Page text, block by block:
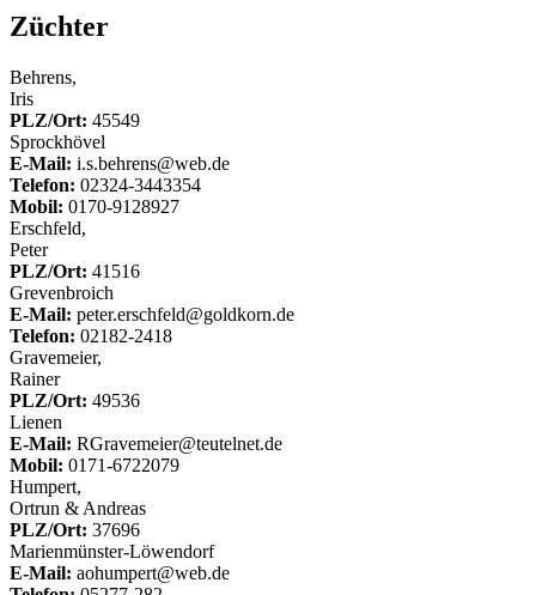
Züchter
Behrens,
Iris
PLZ/Ort: 45549
Sprockhövel
E-Mail: i.s.behrens@web.de
Telefon: 02324-3443354
Mobil: 0170-9128927
Erschfeld,
Peter
PLZ/Ort: 41516
Grevenbroich
E-Mail: peter.erschfeld@goldkorn.de
Telefon: 02182-2418
Gravemeier,
Rainer
PLZ/Ort: 49536
Lienen
E-Mail: RGravemeier@teutelnet.de
Mobil: 0171-6722079
Humpert,
Ortrun & Andreas
PLZ/Ort: 37696
Marienmünster-Löwendorf
E-Mail: aohumpert@web.de